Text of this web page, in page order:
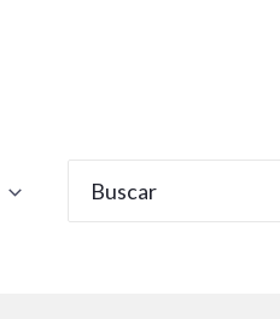
por: